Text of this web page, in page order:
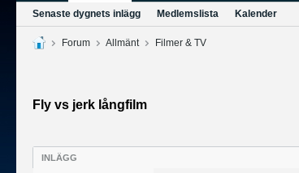
Senaste dygnets inlägg Medlemslista Kalender
Forum Allmänt Filmer & TV
Fly vs jerk långfilm
INLÄGG